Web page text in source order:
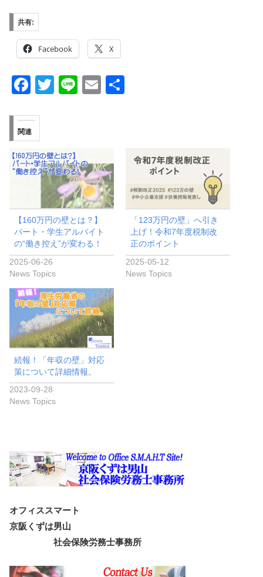
共有:
Facebook X
F
c
e
b
o
k
T
Li
E
関連
【160万円の壁とは？】
パート・学生アルバイト
の“働き控え”が変わる！
2025-06-26
News Topics
「123万円の壁」へ引き
上げ！令和7年度税制改
正のポイント
2025-05-12
News Topics
続報！「年収の壁」対応
策について詳細情報。
2023-09-28
News Topics
オフィススマート
京阪くずは男山
社会保険労務士事務所